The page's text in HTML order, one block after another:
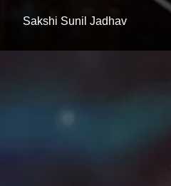
Sakshi Sunil Jadhav